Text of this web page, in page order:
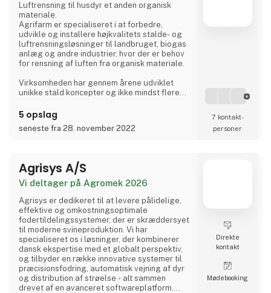
Luftrensning til husdyr et anden organisk
materiale.
Agrifarm er specialiseret i at forbedre,
udvikle og installere højkvalitets stalde- og
luftrensningsløsninger til landbruget, biogas
anlæg og andre industrier, hvor der er behov
for rensning af luften fra organisk materiale.
Virksomheden har gennem årene udviklet
unikke stald koncepter og ikke mindst flere
flere anerkendende priser, såsom Agromek
priser i 2009, 2012 og 2014 og EU's miljøpris i
2012.
med rødder tilbage til 2007 og er en af de
førende innovatører, når det kommer til
energi- og m
5 opslag
seneste fra 28. november 2022
7 kontakt­
personer
Agrisys A/S
Vi deltager på Agromek 2026
Agrisys er dedikeret til at levere pålidelige,
effektive og omkostningsoptimale
fodertildelingssystemer, der er skræddersyet
til moderne svineproduktion. Vi har
specialiseret os i løsninger, der kombinerer
dansk ekspertise med et globalt perspektiv,
og tilbyder en række innovative systemer til
præcisionsfodring, automatisk vejning af dyr
og distribution af strøelse - alt sammen
drevet af en avanceret softwareplatform.
Direkte
kontakt
Møde­booking